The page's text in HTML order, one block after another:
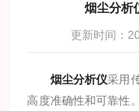
烟尘分析
更新时间：
烟尘分析仪采用
高度准确性和可靠性